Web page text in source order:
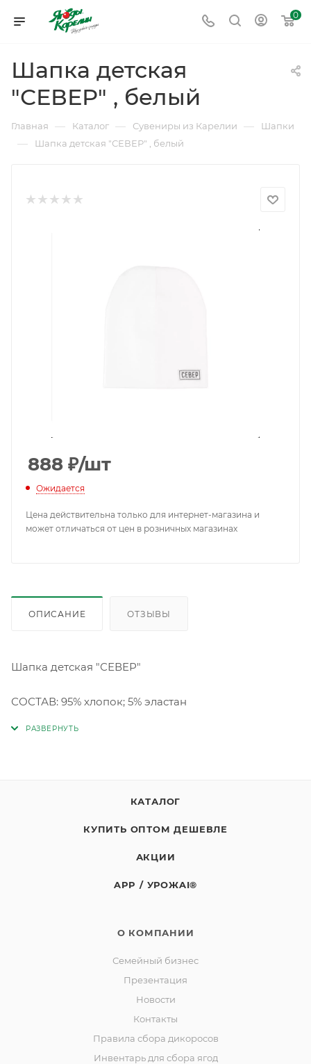
0
Шапка детская
"СЕВЕР" , белый
Главная — Каталог — Сувениры из Карелии — Шапки
— Шапка детская "СЕВЕР" , белый
888 ₽/шт
Ожидается
Цена действительна только для интернет-магазина и
может отличаться от цен в розничных магазинах
ОПИСАНИЕ ОТЗЫВЫ
Шапка детская "СЕВЕР"
СОСТАВ: 95% хлопок; 5% эластан
КАТАЛОГ
КУПИТЬ ОПТОМ ДЕШЕВЛЕ
АКЦИИ
APP / УРОЖAI®
О КОМПАНИИ
Семейный бизнес
Презентация
Новости
Контакты
Правила сбора дикоросов
Инвентарь для сбора ягод